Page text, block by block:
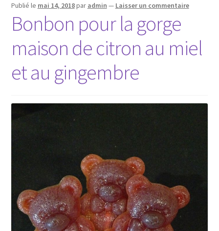
Publié le mai 14, 2018par admin — Laisser un commentaire
Bonbon pour la gorge
maison de citron au miel
et au gingembre